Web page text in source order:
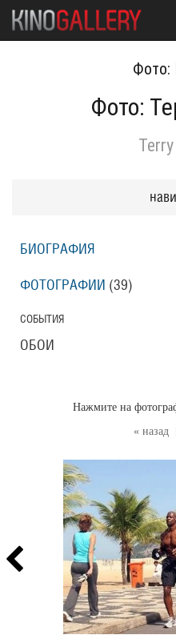
Фото:
Фото:
« назад
Нажмите на
БИОГРАФИЯ
ФОТОГРАФИИ (39)
СОБЫТИЯ
ОБОИ